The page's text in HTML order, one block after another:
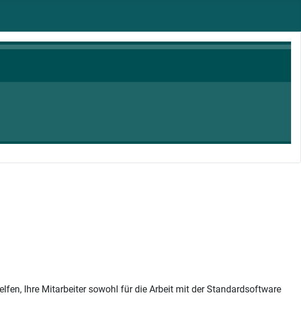
Ihre Mitarbeiter sowohl für die Arbeit mit der Standardsoftware